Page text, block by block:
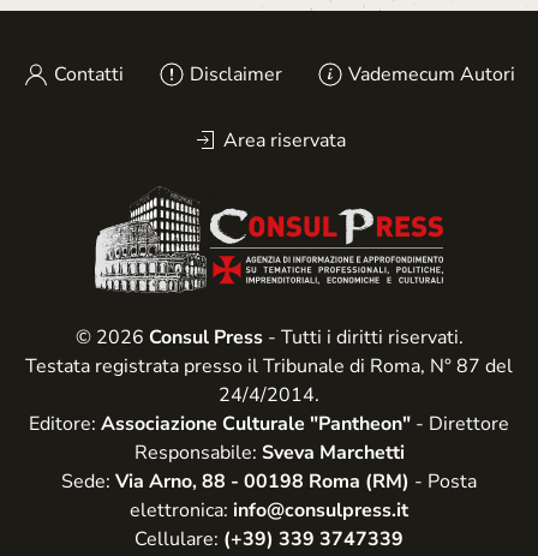
Contatti Disclaimer Vademecum Autori
Area riservata
© 2026 Consul Press- Tutti i diritti riservati.
Testata registrata presso il Tribunale di Roma, N° 87 del
24/4/2014.
Editore: Associazione Culturale "Pantheon" - Direttore
Responsabile: Sveva Marchetti
Sede: Via Arno, 88 - 00198 Roma (RM) - Posta
elettronica: info@consulpress.it
Cellulare: (+39) 339 3747339